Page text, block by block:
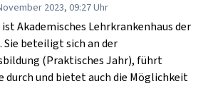
2023, 09:27 Uhr
Akademisches Lehrkrankenhaus der
beteiligt sich an der
(Praktisches Jahr), führt
durch und bietet auch die Möglichkeit